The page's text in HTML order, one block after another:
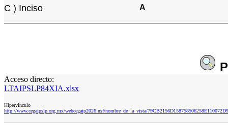
C ) Inciso A
Acceso directo:
LTAIPSLP84XIA.xlsx
Hipervinculo
http://www.cegaipslp.org.mx/webcegaip2026.nsf/nombre_de_la_vista/